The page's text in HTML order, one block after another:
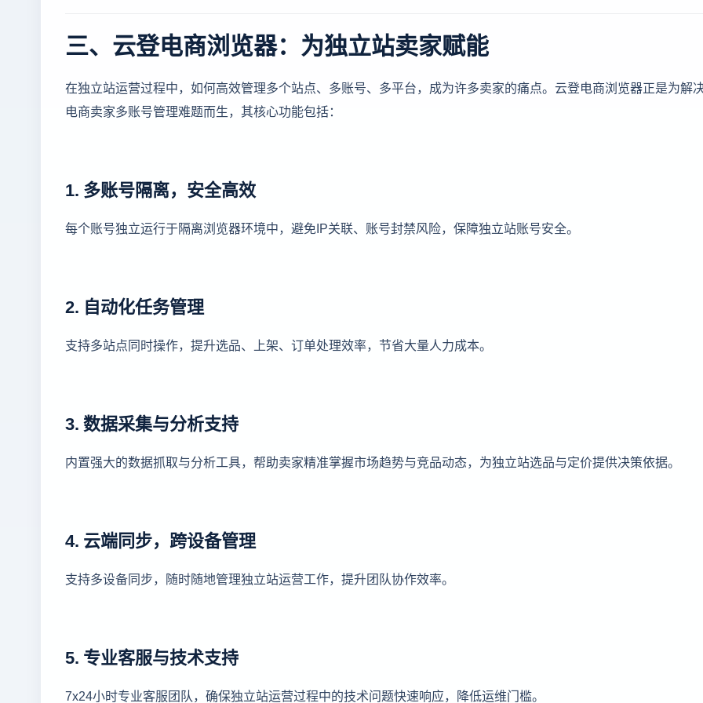
三、云登电商浏览器：为独立站卖家赋能
在独立站运营过程中，如何高效管理多个站点、多账号、多平台，成为许多卖家的痛点。云登电商浏览器正是为解
电商卖家多账号管理难题而生，其核心功能包括：
1. 多账号隔离，安全高效
每个账号独立运行于隔离浏览器环境中，避免IP关联、账号封禁风险，保障独立站账号安全。
2. 自动化任务管理
支持多站点同时操作，提升选品、上架、订单处理效率，节省大量人力成本。
3. 数据采集与分析支持
内置强大的数据抓取与分析工具，帮助卖家精准掌握市场趋势与竞品动态，为独立站选品与定价提供决策依据。
4. 云端同步，跨设备管理
支持多设备同步，随时随地管理独立站运营工作，提升团队协作效率。
5. 专业客服与技术支持
7x24小时专业客服团队，确保独立站运营过程中的技术问题快速响应，降低运维门槛。